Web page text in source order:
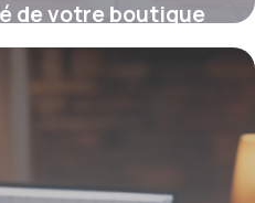
de votre boutique
PrestaShop